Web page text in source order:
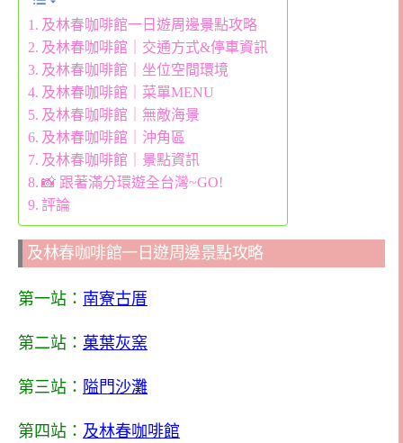
及林春咖啡館一日遊周邊景點攻略
及林春咖啡館｜交通方式&停車資訊
及林春咖啡館｜坐位空間環境
及林春咖啡館｜菜單MENU
及林春咖啡館｜無敵海景
及林春咖啡館｜沖角區
及林春咖啡館｜景點資訊
📸 跟著滿分環遊全台灣~GO!
評論
及林春咖啡館一日遊周邊景點攻略
第一站： 南寮古厝
第二站： 菓葉灰窯
第三站： 隘門沙灘
第四站： 及林春咖啡館